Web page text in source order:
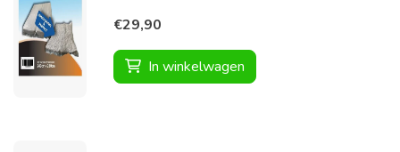
€29,90
In winkelwagen